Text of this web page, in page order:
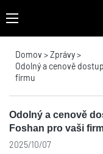
Domov >Zprávy>
Odolný a cenově
firmu
Odolný a cenově
Foshan pro vaši
2025/10/07